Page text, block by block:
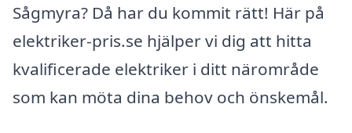
Sågmyra? Då har du kommit rätt! Här på
elektriker-pris.se hjälper vi dig att hitta
kvalificerade elektriker i ditt närområde
som kan möta dina behov och önskemål.